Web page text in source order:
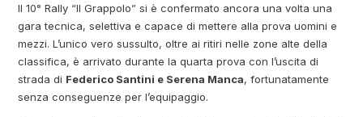
Il 10° Rally “Il Grappolo” si è confermato ancora una volta una
gara tecnica, selettiva e capace di mettere alla prova uomini e
mezzi. L’unico vero sussulto, oltre ai ritiri nelle zone alte della
classifica, è arrivato durante la quarta prova con l’uscita di
strada di Federico Santini e Serena Manca, fortunatamente
senza conseguenze per l’equipaggio.